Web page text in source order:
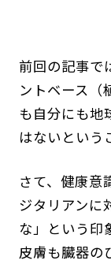
前回の記事で
ントベース（
も自分にも地
はないという
さて、健康意
ジタリアンに
な」という印
皮膚も臓器の